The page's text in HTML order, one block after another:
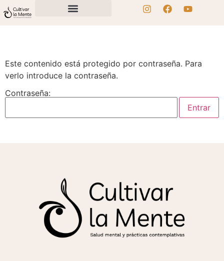
Este contenido está protegido por contraseña. Para
verlo introduce la contraseña.
Contraseña: